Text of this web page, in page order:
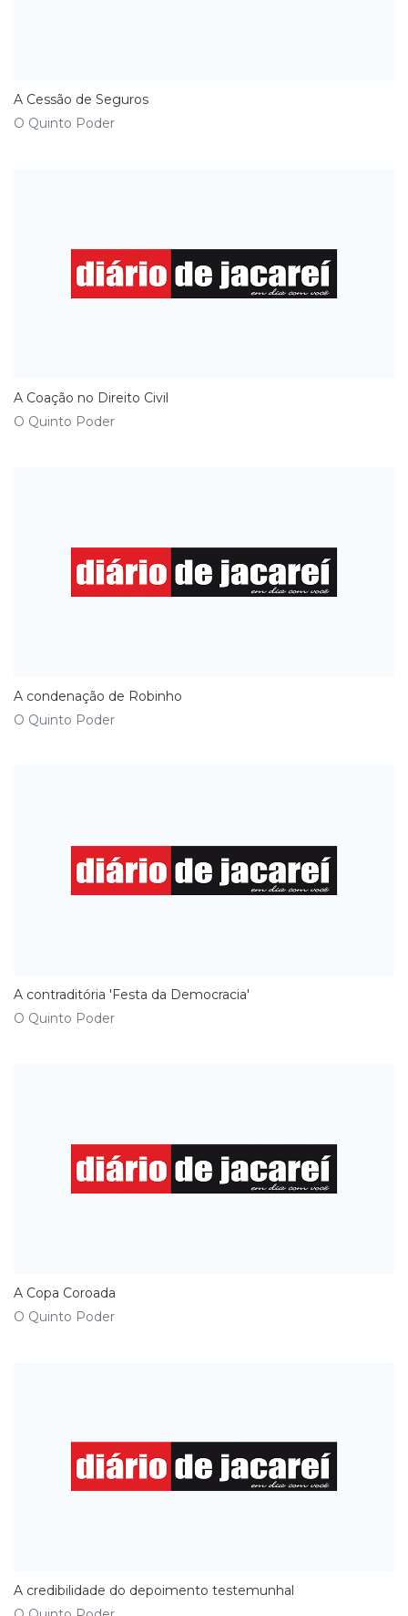
A Cessão de Seguros
O Quinto Poder
A Coação no Direito Civil
O Quinto Poder
A condenação de Robinho
O Quinto Poder
A contraditória 'Festa da Democracia'
O Quinto Poder
A Copa Coroada
O Quinto Poder
A credibilidade do depoimento testemunhal